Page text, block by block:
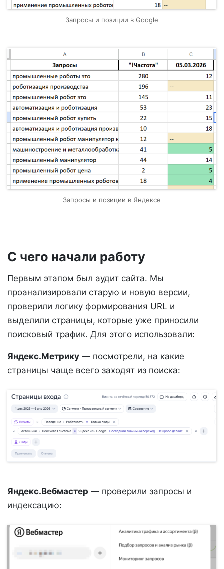
Запросы и позиции в Google
Запросы и позиции в Яндексе
С чего начали работу
Первым этапом был аудит сайта. Мы
проанализировали старую и новую версии,
проверили логику формирования URL и
выделили страницы, которые уже приносили
поисковый трафик. Для этого использовали:
Яндекс.Метрику — посмотрели, на какие
страницы чаще всего заходят из поиска:
Яндекс.Вебмастер — проверили запросы и
индексацию: